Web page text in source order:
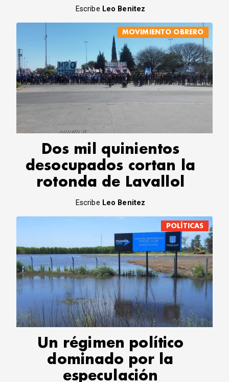
Escribe Leo Benitez
MOVIMIENTO OBRERO
Dos mil quinientos
desocupados cortan la
rotonda de Lavallol
Escribe Leo Benitez
POLÍTICAS
Un régimen político
dominado por la
especulación